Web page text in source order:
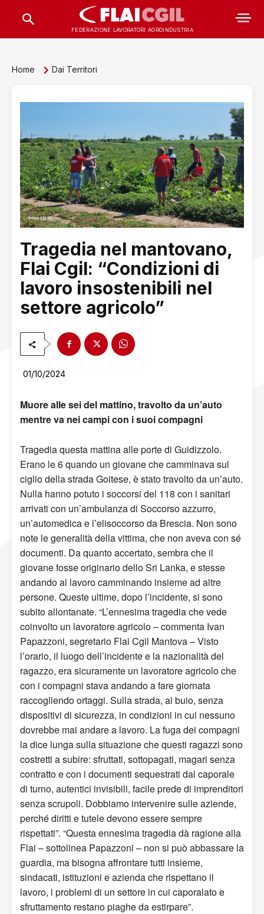
FEDERAZIONE LAVORATORI AGROINDUSTRIA
Home Dai Territori
Tragedia nel mantovano,
Flai Cgil: “Condizioni di
lavoro insostenibili nel
settore agricolo”
01/10/2024
Muore alle sei del mattino, travolto da un’auto
mentre va nei campi con i suoi compagni
Tragedia questa mattina alle porte di Guidizzolo.
Erano le 6 quando un giovane che camminava sul
ciglio della strada Goitese, è stato travolto da un’auto.
Nulla hanno potuto i soccorsi del 118 con i sanitari
arrivati con un’ambulanza di Soccorso azzurro,
un’automedica e l’elisoccorso da Brescia. Non sono
note le generalità della vittima, che non aveva con sé
documenti. Da quanto accertato, sembra che il
giovane fosse originario dello Sri Lanka, e stesse
andando al lavoro camminando insieme ad altre
persone. Queste ultime, dopo l’incidente, si sono
subito allontanate. “L’ennesima tragedia che vede
coinvolto un lavoratore agricolo – commenta Ivan
Papazzoni, segretario Flai Cgil Mantova – Visto
l’orario, il luogo dell’incidente e la nazionalità del
ragazzo, era sicuramente un lavoratore agricolo che
con i compagni stava andando a fare giornata
raccogliendo ortaggi. Sulla strada, al buio, senza
dispositivi di sicurezza, in condizioni in cui nessuno
dovrebbe mai andare a lavoro. La fuga dei compagni
la dice lunga sulla situazione che questi ragazzi sono
costretti a subire: sfruttati, sottopagati, magari senza
contratto e con i documenti sequestrati dal caporale
di turno, autentici invisibili, facile prede di imprenditori
senza scrupoli. Dobbiamo intervenire sulle aziende,
perché diritti e tutele devono essere sempre
rispettati”. “Questa ennesima tragedia dà ragione alla
Flai – sottolinea Papazzoni – non si può abbassare la
guardia, ma bisogna affrontare tutti insieme,
sindacati, istituzioni e azienda che rispettano il
lavoro, i problemi di un settore in cui caporalato e
sfruttamento restano piaghe da estirpare”.